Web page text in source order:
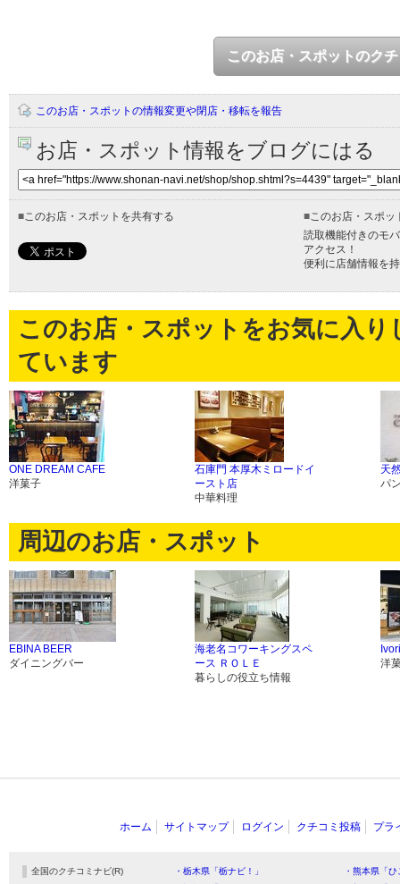
このお店・スポットのク
このお店・スポットの情報変更や閉店・移転を報告
お店・スポット情報をブログにはる
■このお店・スポットを共有する ■このお店・スポッ
読取機能付きのモ
アクセス！
便利に店舗情報を
このお店・スポットをお気に入
ています
ONE DREAM CAFE
洋菓子
石庫門 本厚木ミロードイ
ースト店
中華料理
天
パ
周辺のお店・スポット
EBINA BEER
ダイニングバー
海老名コワーキングスペ
ース ＲＯＬＥ
暮らしの役立ち情報
洋
ホーム サイトマップ ログイン クチコミ投稿 プラ
全国のクチコミナビ(R) ・栃木県「栃ナビ！」
・熊本県「